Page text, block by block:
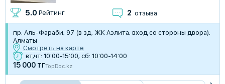
5.0 Рейтинг 2 отзыва
пр. Аль-Фараби, 97 (в зд. ЖК Аэлита, вход со стороны двора),
Алматы
Смотреть на карте
вт,чт: 10:00-15:00, сб: 10:00-14:00
15 000 тгTopDoc.kz